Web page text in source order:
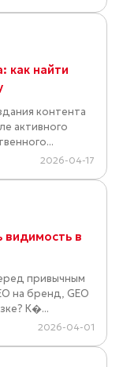
как найти
контента
активного
2026-04-17
видимость в
привычным
на бренд, GEO
К�...
2026-04-01